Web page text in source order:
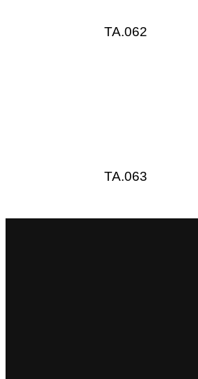
TA.062
TA.063